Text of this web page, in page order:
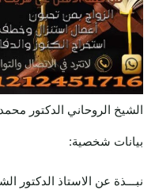
الشيخ الروحاني الدكتور
بيانات شخصية:
نبـــذة عن الاستاذ الدكتور